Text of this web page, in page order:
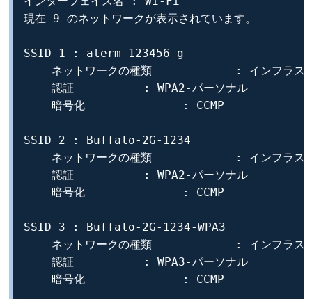
現在 9 のネットワークが表示されています。
SSID 1 : aterm-123456-g
ネットワークの種類            : インフラス
    認証          : WPA2-パーソナル
    暗号化              : CCMP
SSID 2 : Buffalo-2G-1234
ネットワークの種類            : インフラス
    認証          : WPA2-パーソナル
    暗号化              : CCMP
SSID 3 : Buffalo-2G-1234-WPA3
ネットワークの種類            : インフラス
    認証          : WPA3-パーソナル
    暗号化              : CCMP